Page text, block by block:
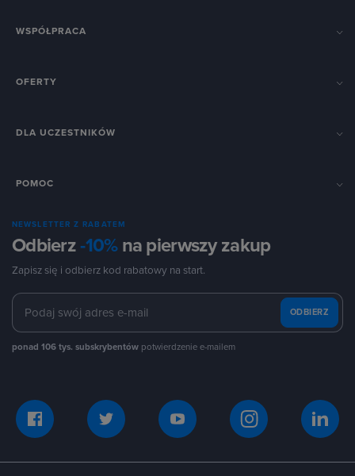
WSPÓŁPRACA
OFERTY
DLA UCZESTNIKÓW
POMOC
NEWSLETTER Z RABATEM
Odbierz-10%na pierwszy zakup
Zapisz się i odbierz kod rabatowy na start.
ODBIERZ
ponad 106 tys. subskrybentów potwierdzenie e-mailem